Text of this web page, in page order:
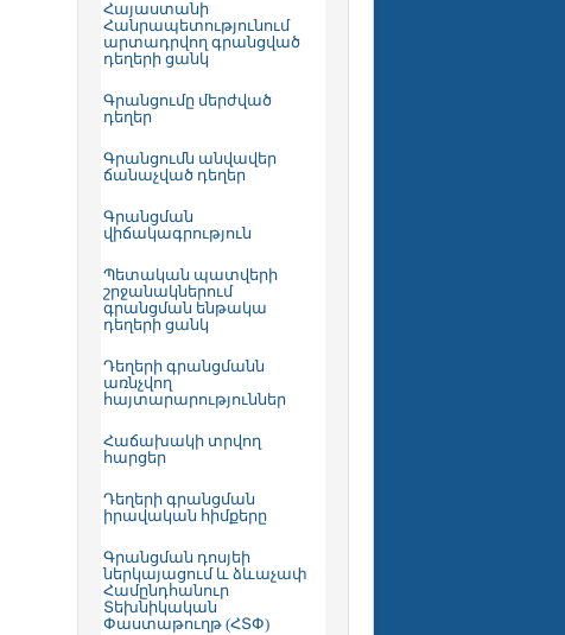
Հայաստանի
Հանրապետությունում
արտադրվող գրանցված
դեղերի ցանկ
Գրանցումը մերժված
դեղեր
Գրանցումն անվավեր
ճանաչված դեղեր
Գրանցման
վիճակագրություն
Պետական պատվերի
շրջանակներում
գրանցման ենթակա
դեղերի ցանկ
Դեղերի գրանցմանն
առնչվող
հայտարարություններ
Հաճախակի տրվող
հարցեր
Դեղերի գրանցման
իրավական հիմքերը
Գրանցման դոսյեի
ներկայացում և ձևաչափ
Համընդհանուր
Տեխնիկական
Փաստաթուղթ (ՀՏՓ)